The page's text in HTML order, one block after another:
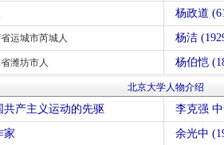
杨政道
运城市芮城人 杨洁
潍坊市人 杨伯恺
北京大学人物介绍
共产主义运动的先驱 李克强
家 余光中